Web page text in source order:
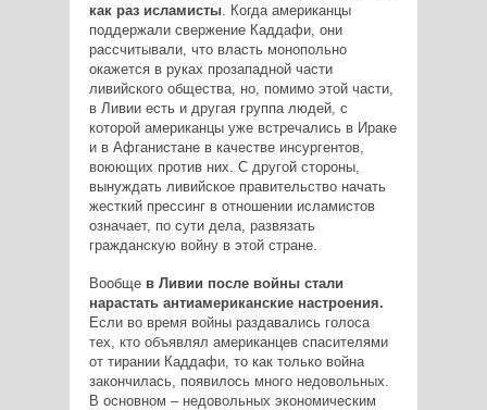
как раз исламисты. Когда американцы
поддержали свержение Каддафи, они
рассчитывали, что власть монопольно
окажется в руках прозападной части
ливийского общества, но, помимо этой части,
в Ливии есть и другая группа людей, с
которой американцы уже встречались в Ираке
и в Афганистане в качестве инсургентов,
воюющих против них. С другой стороны,
вынуждать ливийское правительство начать
жесткий прессинг в отношении исламистов
означает, по сути дела, развязать
гражданскую войну в этой стране.
Вообще в Ливии после войны стали
нарастать антиамериканские настроения.
Если во время войны раздавались голоса
тех, кто объявлял американцев спасителями
от тирании Каддафи, то как только война
закончилась, появилось много недовольных.
В основном – недовольных экономическим